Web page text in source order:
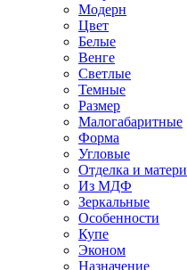
Модерн
Цвет
Белые
Венге
Светлые
Темные
Размер
Малогабаритные
Форма
Угловые
Отделка и
Из МДФ
Зеркальные
Особенности
Купе
Эконом
Назначение